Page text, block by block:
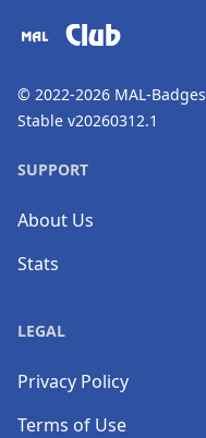
Club
© 2022-2026 MAL-Badges
Stable v20260312.1
SUPPORT
About Us
Stats
LEGAL
Privacy Policy
Terms of Use